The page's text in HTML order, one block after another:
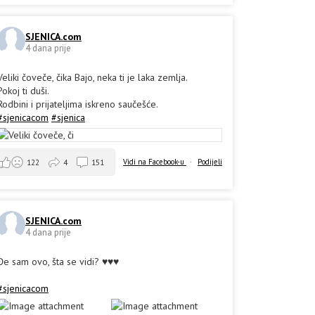
SJENICA.com
4 dana prije
čoveče, čika Bajo, neka ti je laka zemlja.
ti duši.
i prijateljima iskreno saučešće.
#sjenica
Vidi na Facebook-u · Podijeli
122 4 151
SJENICA.com
4 dana prije
sam ovo, šta se vidi? ♥️♥️♥️